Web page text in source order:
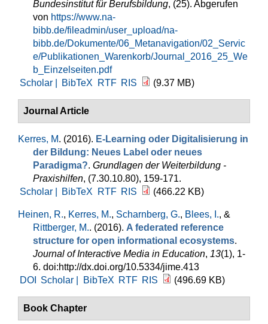
Bundesinstitut für Berufsbildung, (25). Abgerufen
von https://www.na-
bibb.de/fileadmin/user_upload/na-
bibb.de/Dokumente/06_Metanavigation/02_Servic
e/Publikationen_Warenkorb/Journal_2016_25_We
b_Einzelseiten.pdf
Scholar |
BibTeX RTF RIS (9.37 MB)
Journal Article
Kerres, M. (2016). E-Learning oder Digitalisierung in
der Bildung: Neues Label oder neues
Paradigma?. Grundlagen der Weiterbildung -
Praxishilfen, (7.30.10.80), 159-171.
Scholar |
BibTeX RTF RIS (466.22 KB)
Heinen, R., Kerres, M., Scharnberg, G., Blees, I., &
Rittberger, M.. (2016). A federated reference
structure for open informational ecosystems.
Journal of Interactive Media in Education, 13(1), 1-
6. doi:http://dx.doi.org/10.5334/jime.413
DOI
Scholar | BibTeX RTF RIS (496.69 KB)
Book Chapter